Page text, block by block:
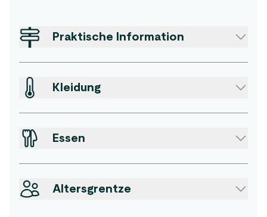
Praktische Information
Kleidung
Essen
Altersgrentze